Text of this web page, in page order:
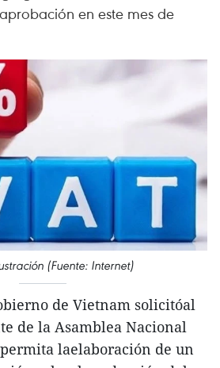
en este mes de
(Fuente: Internet)
de Vietnam solicitóal
de la Asamblea Nacional
laelaboración de un